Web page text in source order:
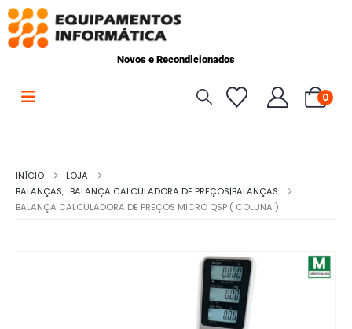
Novos e Recondicionados
0
INÍCIO
LOJA
BALANÇAS, BALANÇA CALCULADORA DE PREÇOS|BALANÇAS
BALANÇA CALCULADORA DE PREÇOS MICRO QSP ( COLUNA )